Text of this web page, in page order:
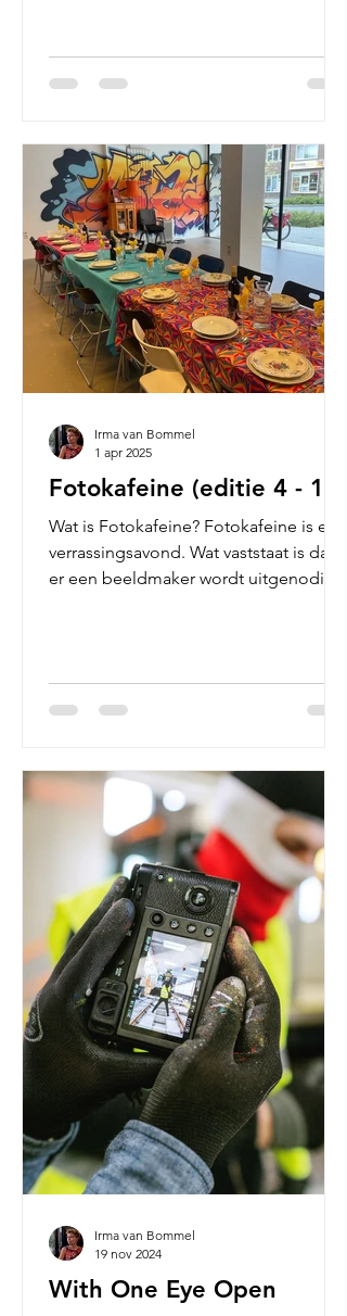
Fotokafeine (editie 4 - 10)
Wat is Fotokafeine? Fotokafeine is een
verrassingsavond. Wat vaststaat is dat
er een beeldmaker wordt uitgenodigd
Irma van Bommel
1 apr 2025
With One Eye Open
Irma van Bommel
19 nov 2024